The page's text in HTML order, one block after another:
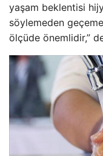
yaşam beklentisi
söylemeden
ölçüde önemlidir,”